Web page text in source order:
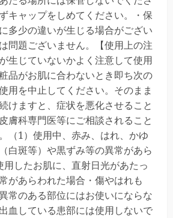
キャップをしめてください。・保
多少の違いが生じる場合がござい
問題ございません。【使用上の注
生じていないかよく注意して使用
品がお肌に合わないとき即ち次の
用を中止してください。そのまま
けますと、症状を悪化させること
膚科専門医等にご相談されること
（1）使用中、赤み、はれ、かゆ
白斑等）や黒ずみ等の異常があら
したお肌に、直射日光があたっ
があらわれた場合・傷やはれも
常のある部位にはお使いにならな
血している患部には使用しないで